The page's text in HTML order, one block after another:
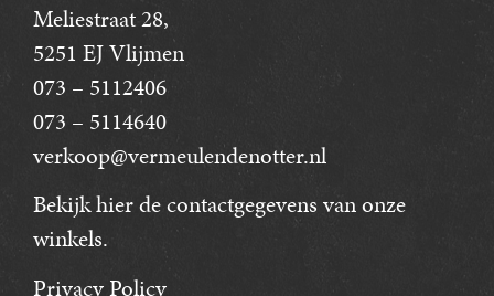
Meliestraat 28,
5251 EJ Vlijmen
073 – 5112406
073 – 5114640
verkoop@vermeulendenotter.nl
Bekijk hierde contactgegevens van onze
winkels.
Privacy Policy